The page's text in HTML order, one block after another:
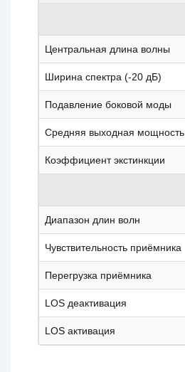
Центральная длина волны
Ширина спектра (-20 дБ)
Подавление боковой моды
Средняя выходная мощность
Коэффициент экстинкции
Диапазон длин волн
Чувствительность приёмника
Перегрузка приёмника
LOS деактивация
LOS активация